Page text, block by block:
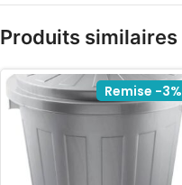
Produits similaires
Remise -3%